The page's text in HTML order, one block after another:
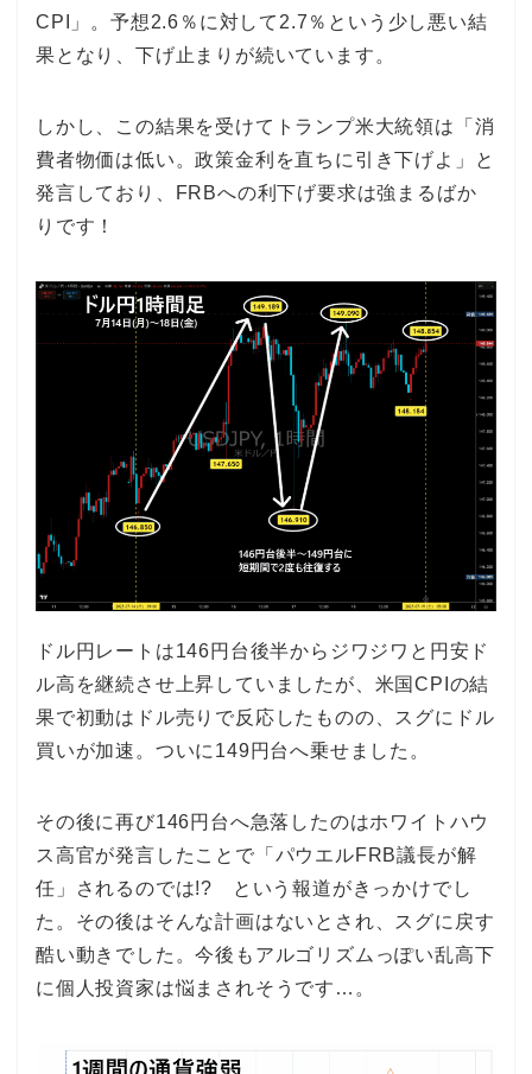
CPI」。予想2.6％に対して2.7％という少し悪い結
果となり、下げ止まりが続いています。
しかし、この結果を受けてトランプ米大統領は「消
費者物価は低い。政策金利を直ちに引き下げよ」と
発言しており、FRBへの利下げ要求は強まるばか
りです！
ドル円レートは146円台後半からジワジワと円安ド
ル高を継続させ上昇していましたが、米国CPIの結
果で初動はドル売りで反応したものの、スグにドル
買いが加速。ついに149円台へ乗せました。
その後に再び146円台へ急落したのはホワイトハウ
ス高官が発言したことで「パウエルFRB議長が解
任」されるのでは!? という報道がきっかけでし
た。その後はそんな計画はないとされ、スグに戻す
酷い動きでした。今後もアルゴリズムっぽい乱高下
に個人投資家は悩まされそうです…。